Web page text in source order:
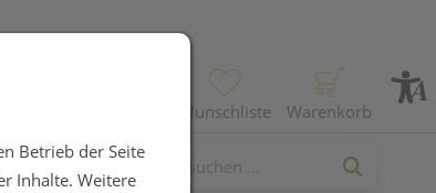
Wunschliste Warenkorb
Betrieb der Seite
Inhalte. Weitere